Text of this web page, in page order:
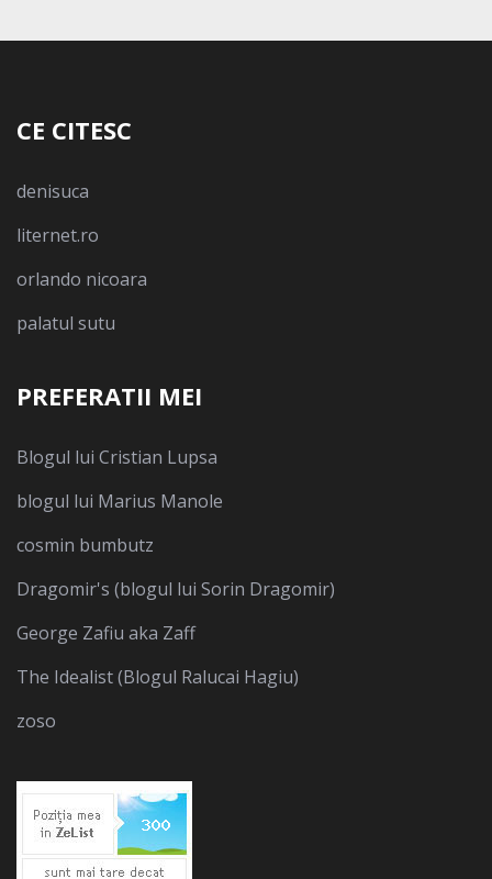
CE CITESC
denisuca
liternet.ro
orlando nicoara
palatul sutu
PREFERATII MEI
Blogul lui Cristian Lupsa
blogul lui Marius Manole
cosmin bumbutz
Dragomir's (blogul lui Sorin Dragomir)
George Zafiu aka Zaff
The Idealist (Blogul Ralucai Hagiu)
zoso